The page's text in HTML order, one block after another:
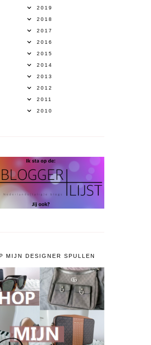
2019
2018
2017
2016
2015
2014
2013
2012
2011
2010
MIJN DESIGNER SPULLEN